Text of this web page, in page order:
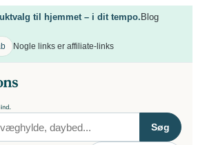
til hjemmet – i dit tempo. Blog
Nogle links er affiliate-links
Søg